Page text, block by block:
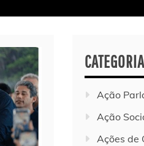
Ação
Ação
Ações de